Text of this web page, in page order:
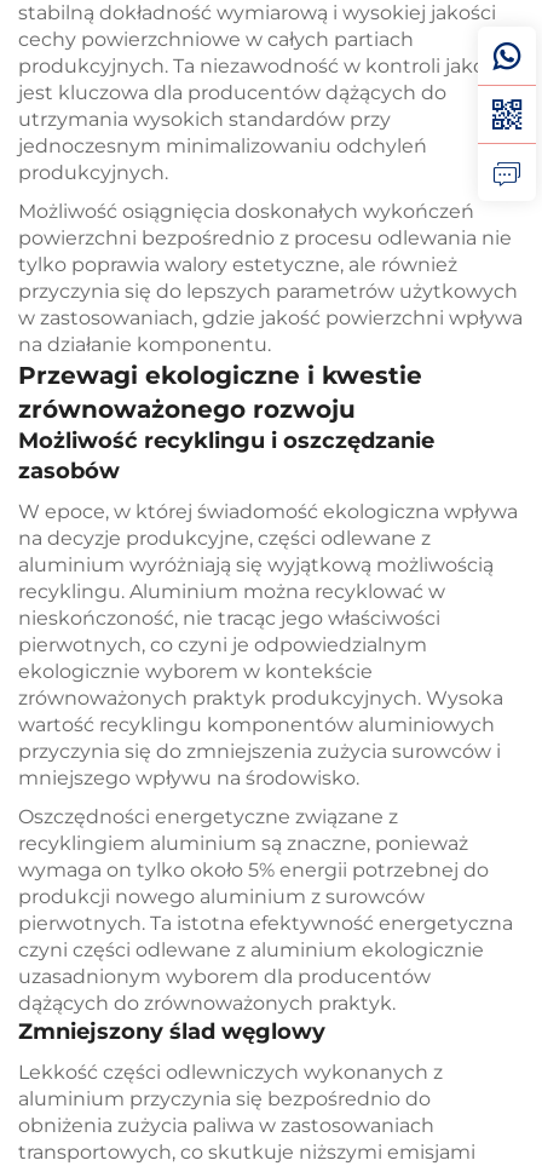
stabilną dokładność wymiarową i wysokiej jakości
cechy powierzchniowe w całych partiach
produkcyjnych. Ta niezawodność w kontroli jakości
jest kluczowa dla producentów dążących do
utrzymania wysokich standardów przy
jednoczesnym minimalizowaniu odchyleń
produkcyjnych.
Możliwość osiągnięcia doskonałych wykończeń
powierzchni bezpośrednio z procesu odlewania nie
tylko poprawia walory estetyczne, ale również
przyczynia się do lepszych parametrów użytkowych
w zastosowaniach, gdzie jakość powierzchni wpływa
na działanie komponentu.
Przewagi ekologiczne i kwestie
zrównoważonego rozwoju
Możliwość recyklingu i oszczędzanie
zasobów
W epoce, w której świadomość ekologiczna wpływa
na decyzje produkcyjne, części odlewane z
aluminium wyróżniają się wyjątkową możliwością
recyklingu. Aluminium można recyklować w
nieskończoność, nie tracąc jego właściwości
pierwotnych, co czyni je odpowiedzialnym
ekologicznie wyborem w kontekście
zrównoważonych praktyk produkcyjnych. Wysoka
wartość recyklingu komponentów aluminiowych
przyczynia się do zmniejszenia zużycia surowców i
mniejszego wpływu na środowisko.
Oszczędności energetyczne związane z
recyklingiem aluminium są znaczne, ponieważ
wymaga on tylko około 5% energii potrzebnej do
produkcji nowego aluminium z surowców
pierwotnych. Ta istotna efektywność energetyczna
czyni części odlewane z aluminium ekologicznie
uzasadnionym wyborem dla producentów
dążących do zrównoważonych praktyk.
Zmniejszony ślad węglowy
Lekkość części odlewniczych wykonanych z
aluminium przyczynia się bezpośrednio do
obniżenia zużycia paliwa w zastosowaniach
transportowych, co skutkuje niższymi emisjami